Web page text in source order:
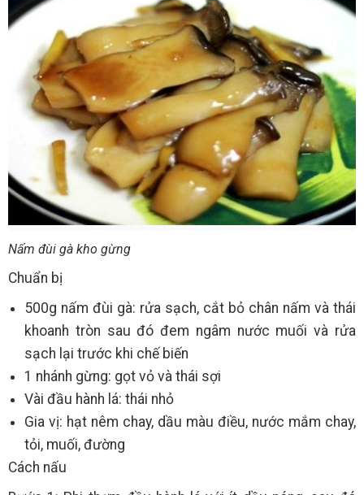
Nấm đùi gà kho gừng
Chuẩn bị
500g nấm đùi gà: rửa sạch, cắt bỏ chân nấm và thái
khoanh tròn sau đó đem ngâm nước muối và rửa
sạch lại trước khi chế biến
1 nhánh gừng: gọt vỏ và thái sợi
Vài đầu hành lá: thái nhỏ
Gia vị: hạt nêm chay, dầu màu điều, nước mắm chay,
tỏi, muối, đường
Cách nấu